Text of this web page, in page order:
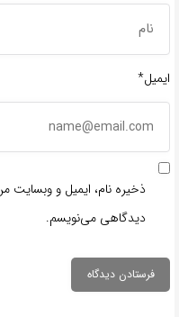
ایمیل*
ذخیره نام، ایمیل و وبسایت
دیدگاهی می‌نویسم.